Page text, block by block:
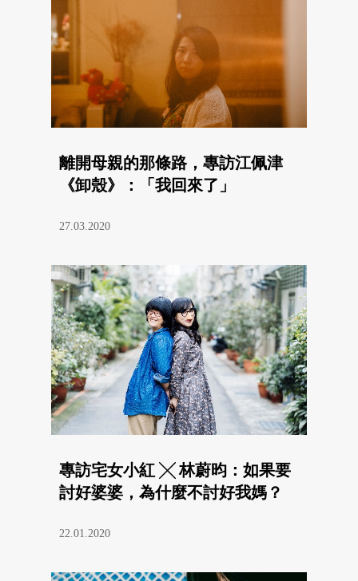
離開母親的那條路，專訪江佩津
《卸殼》：「我回來了」
27.03.2020
專訪宅女小紅 ╳ 林蔚昀：如果要
討好婆婆，為什麼不討好我媽？
22.01.2020